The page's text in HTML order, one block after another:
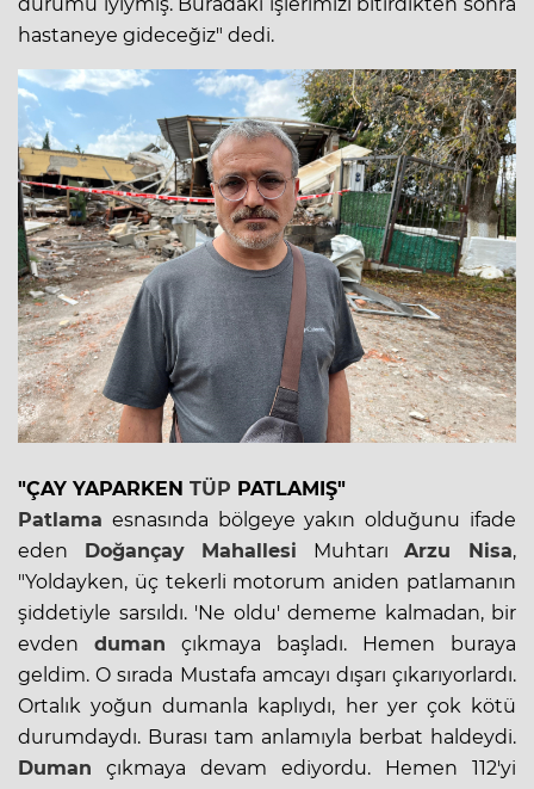
hastaneye gideceğiz" dedi.
"ÇAY YAPARKEN TÜP PATLAMIŞ"
Patlama esnasında bölgeye yakın olduğunu ifade
eden
Doğançay Mahallesi MuhtarıArzu Nisa,
"Yoldayken, üç tekerli motorum aniden patlamanın
şiddetiyle sarsıldı. 'Ne oldu' dememe kalmadan, bir
evden duman çıkmaya başladı. Hemen buraya
geldim. O sırada Mustafa amcayı dışarı çıkarıyorlardı.
Ortalık yoğun dumanla kaplıydı, her yer çok kötü
durumdaydı. Burası tam anlamıyla berbat haldeydi.
Duman çıkmaya devam ediyordu. Hemen 112'yi